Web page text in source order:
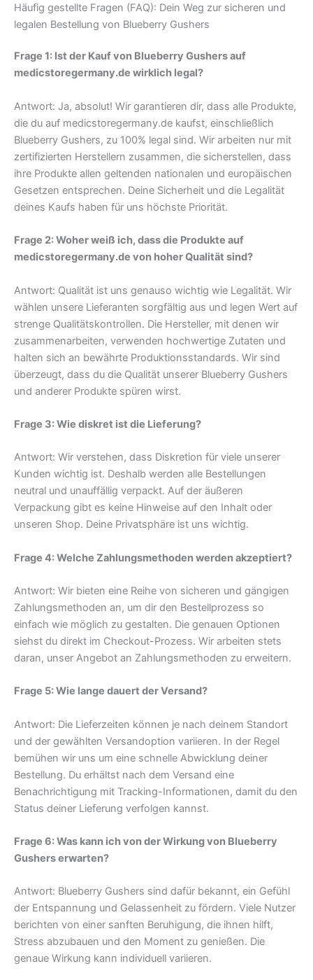
Häufig gestellte Fragen (FAQ): Dein Weg zur sicheren und
legalen Bestellung von Blueberry Gushers
Frage 1: Ist der Kauf von Blueberry Gushers auf
medicstoregermany.de wirklich legal?
Antwort: Ja, absolut! Wir garantieren dir, dass alle Produkte,
die du auf medicstoregermany.de kaufst, einschließlich
Blueberry Gushers, zu 100% legal sind. Wir arbeiten nur mit
zertifizierten Herstellern zusammen, die sicherstellen, dass
ihre Produkte allen geltenden nationalen und europäischen
Gesetzen entsprechen. Deine Sicherheit und die Legalität
deines Kaufs haben für uns höchste Priorität.
Frage 2: Woher weiß ich, dass die Produkte auf
medicstoregermany.de von hoher Qualität sind?
Antwort: Qualität ist uns genauso wichtig wie Legalität. Wir
wählen unsere Lieferanten sorgfältig aus und legen Wert auf
strenge Qualitätskontrollen. Die Hersteller, mit denen wir
zusammenarbeiten, verwenden hochwertige Zutaten und
halten sich an bewährte Produktionsstandards. Wir sind
überzeugt, dass du die Qualität unserer Blueberry Gushers
und anderer Produkte spüren wirst.
Frage 3: Wie diskret ist die Lieferung?
Antwort: Wir verstehen, dass Diskretion für viele unserer
Kunden wichtig ist. Deshalb werden alle Bestellungen
neutral und unauffällig verpackt. Auf der äußeren
Verpackung gibt es keine Hinweise auf den Inhalt oder
unseren Shop. Deine Privatsphäre ist uns wichtig.
Frage 4: Welche Zahlungsmethoden werden akzeptiert?
Antwort: Wir bieten eine Reihe von sicheren und gängigen
Zahlungsmethoden an, um dir den Bestellprozess so
einfach wie möglich zu gestalten. Die genauen Optionen
siehst du direkt im Checkout-Prozess. Wir arbeiten stets
daran, unser Angebot an Zahlungsmethoden zu erweitern.
Frage 5: Wie lange dauert der Versand?
Antwort: Die Lieferzeiten können je nach deinem Standort
und der gewählten Versandoption variieren. In der Regel
bemühen wir uns um eine schnelle Abwicklung deiner
Bestellung. Du erhältst nach dem Versand eine
Benachrichtigung mit Tracking-Informationen, damit du den
Status deiner Lieferung verfolgen kannst.
Frage 6: Was kann ich von der Wirkung von Blueberry
Gushers erwarten?
Antwort: Blueberry Gushers sind dafür bekannt, ein Gefühl
der Entspannung und Gelassenheit zu fördern. Viele Nutzer
berichten von einer sanften Beruhigung, die ihnen hilft,
Stress abzubauen und den Moment zu genießen. Die
genaue Wirkung kann individuell variieren.